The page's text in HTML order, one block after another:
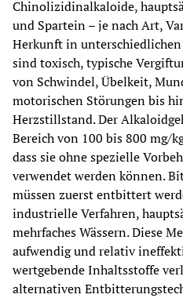
Chinolizidinalkaloide,
und Spartein – je nach Art,
Herkunft in
sind toxisch, typische
von Schwindel, Übelkeit,
motorischen Störungen bis
Herzstillstand. Der
Bereich von 100 bis 800 mg/
dass sie ohne spezielle
verwendet werden können.
müssen zuerst entbittert
industrielle Verfahren,
mehrfaches Wässern. Diese
aufwendig und relativ
wertgebende Inhaltsstoffe
alternativen